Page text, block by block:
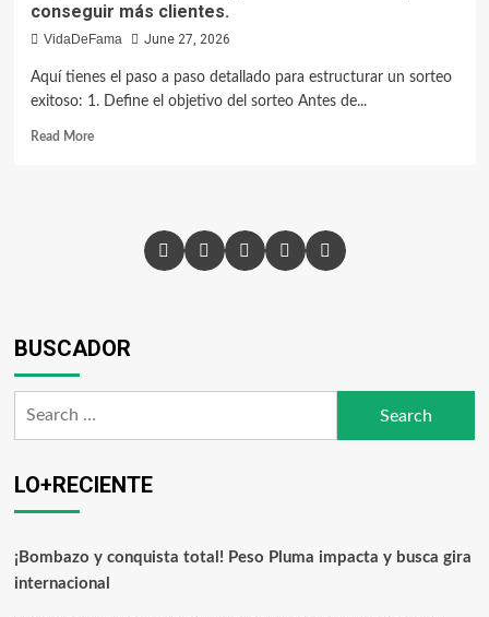
conseguir más clientes.
VidaDeFama June 27, 2026
Aquí tienes el paso a paso detallado para estructurar un sorteo
exitoso: 1. Define el objetivo del sorteo Antes de...
Read More
BUSCADOR
LO+RECIENTE
¡Bombazo y conquista total! Peso Pluma impacta y busca gira
internacional